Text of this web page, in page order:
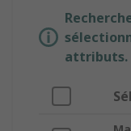
attributs.